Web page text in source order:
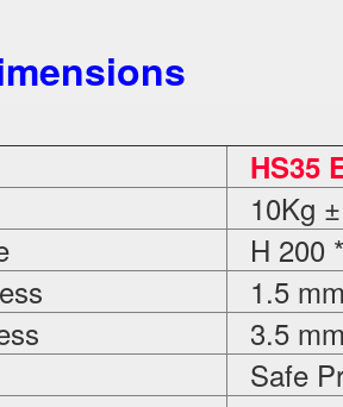
HS35
10Kg
H 200
1.5
3.5
Safe